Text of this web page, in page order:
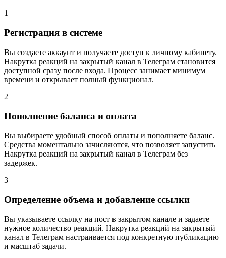
1
Регистрация в системе
Вы создаете аккаунт и получаете доступ к личному кабинету.
Накрутка реакций на закрытый канал в Телеграм становится
доступной сразу после входа. Процесс занимает минимум
времени и открывает полный функционал.
2
Пополнение баланса и оплата
Вы выбираете удобный способ оплаты и пополняете баланс.
Средства моментально зачисляются, что позволяет запустить
Накрутка реакций на закрытый канал в Телеграм без
задержек.
3
Определение объема и добавление ссылки
Вы указываете ссылку на пост в закрытом канале и задаете
нужное количество реакций. Накрутка реакций на закрытый
канал в Телеграм настраивается под конкретную публикацию
и масштаб задачи.